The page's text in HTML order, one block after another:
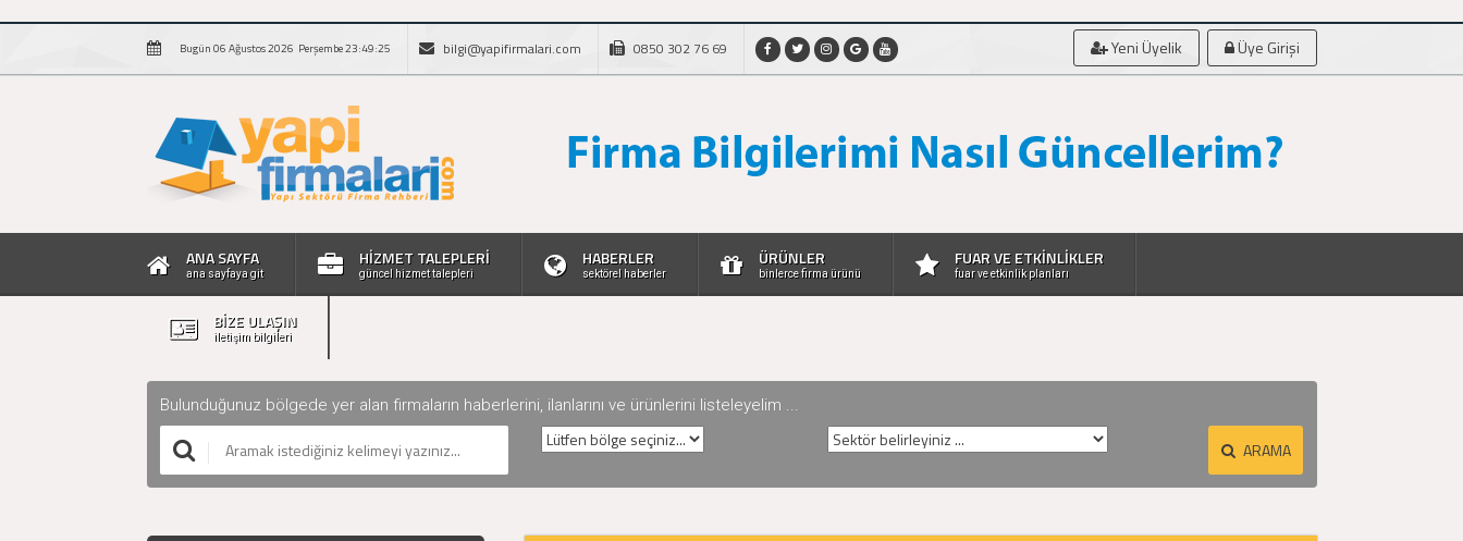
Bugün 06 Ağustos 2026 Perşembe 23:49:25 bilgi@yapifirmalari.com 0850 302 76 69 Yeni Üyelik Üye Girişi
ANA SAYFA
ana sayfaya git
HİZMET TALEPLERİ
güncel hizmet talepleri
HABERLER
sektörel haberler
ÜRÜNLER
binlerce firma ürünü
FUAR VE ETKİNLİKLER
fuar ve etkinlik planları
BİZE ULAŞIN
iletişim bilgileri
Bulunduğunuz bölgede yer alan firmaların haberlerini, ilanlarını ve ürünlerini listeleyelim ...
ARAMA